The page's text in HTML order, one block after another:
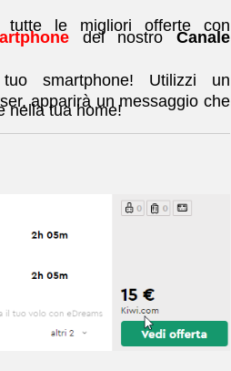
tutte le migliori offerte con
del nostroCanale
smartphone! Utilizzi un
apparirà un messaggio che
nella tua home!